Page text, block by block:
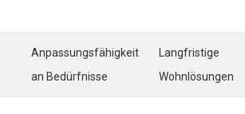
Anpassungsfähigkeit
an Bedürfnisse
Langfristige
Wohnlösungen